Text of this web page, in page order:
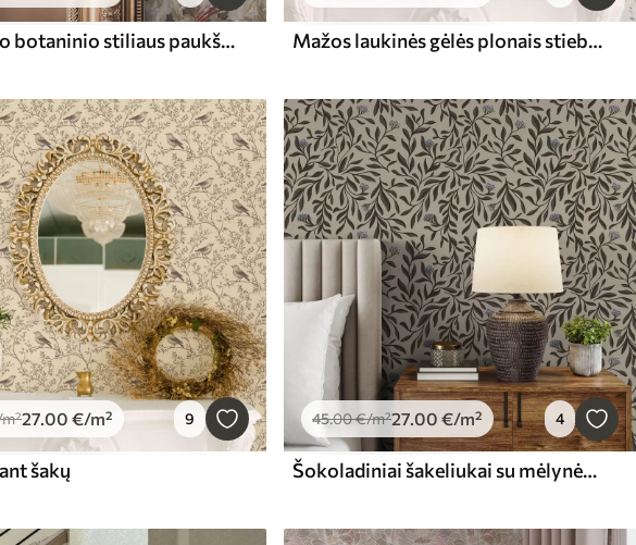
Senovinio botaninio stiliaus paukščiai ant šakų Mažos laukinės gėlės plonais stiebais šviesiame fone
27.00 €/m² 9
šakų
45.00€/m²27.00 €/m² 4
Šokoladiniai šakeliukai su mėlynėmis uogomis ant šilto fono